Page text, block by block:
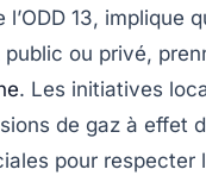
l’ODD 13, implique
public ou privé,
. Les initiatives
de gaz à effet
pour respecter